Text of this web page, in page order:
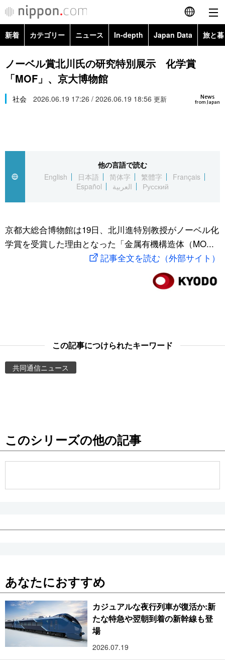
English
简体字
Русский
カテゴリー
経済・ビジネス
国際
文化
トップ
アーカイブ
In-depth
Japan Data
動画/Live
お知らせ
新着 カテゴリー ニュース In-depth Japan Data 旅と
政治・外交
経済・ビジネス
スポーツ・東京2020
Topics
ノーベル賞北川氏の研究特別展示 化学賞
「MOF」、京大博物館
News
from Japan
社会 2026.06.19 17:26 / 2026.06.19 18:56 更新
他の言語で読む
English
日本語 简体字 繁體字
Français
Español
العربية Русский
京都大総合博物館は19日、北川進特別教授がノーベル化
学賞を受賞した理由となった「金属有機構造体（MO...
記事全文を読む（外部サイト）
この記事につけられたキーワード
共同通信ニュース
このシリーズの他の記事
あなたにおすすめ
カジュアルな夜行列車が復活か:新
たな特急や翌朝到着の新幹線も登
場
2026.07.19